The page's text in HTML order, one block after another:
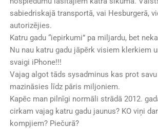
sabiedriskajā transportā, vai Hesburgerā,
autorizējies.
Katru gadu “iepirkumi” pa miljardu, bet
Nu nau katru gadu jāpērk visiem klerkiem
svaigi iPhone!!!
Vajag algot tāds sysadminus kas prot savu
mazināsies līdz pāris miljoniem.
Kapēc man pilnīgi normāli strādā 2012.
cirkam vajag katru gadu jaunus? KO viņi
kompjiem? Piečurā?